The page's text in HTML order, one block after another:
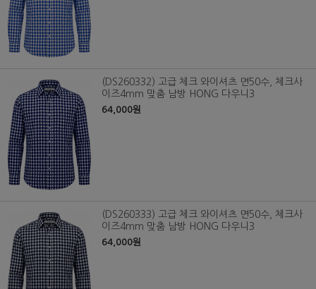
(DS260332) 고급 체크 와이셔츠 면50수, 체크사
이즈4mm 맞춤 남방 HONG 다우니3
64,000원
(DS260333) 고급 체크 와이셔츠 면50수, 체크사
이즈4mm 맞춤 남방 HONG 다우니3
64,000원